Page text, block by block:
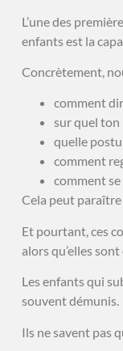
L’une des
enfants est la
Concrètement,
comment
sur quel ton
quelle
comment
comment
Cela peut
Et pourtant, ces
alors qu’elles
Les enfants qui
souvent démunis.
Ils ne savent pas